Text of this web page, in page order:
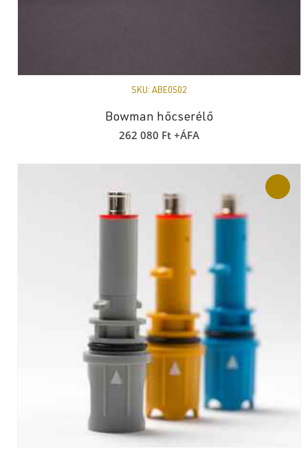
SKU: ABE0502
Bowman hőcserélő
262 080 Ft +ÁFA